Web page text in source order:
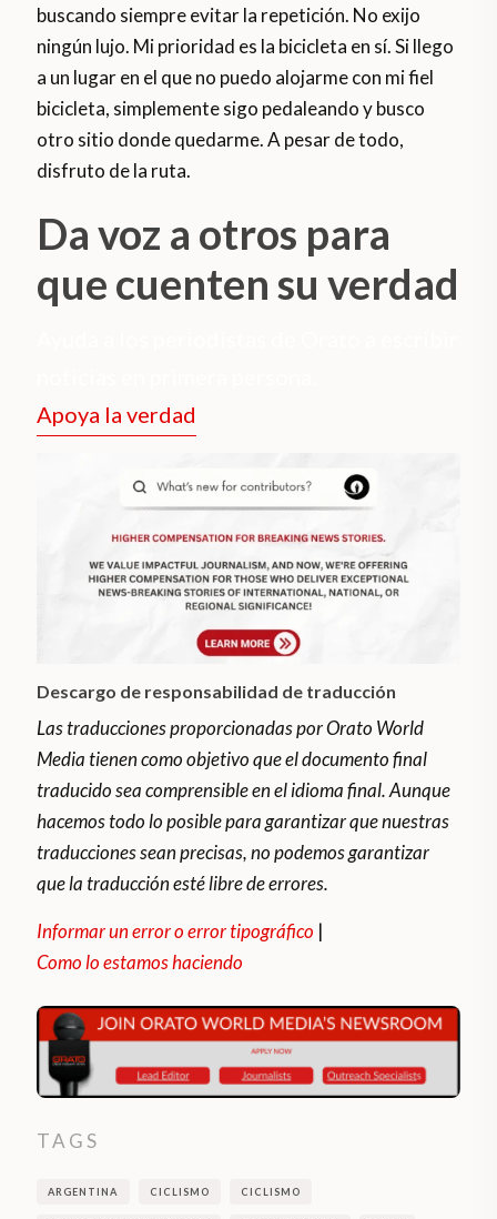
buscando siempre evitar la repetición. No exijo
ningún lujo. Mi prioridad es la bicicleta en sí. Si llego
a un lugar en el que no puedo alojarme con mi fiel
bicicleta, simplemente sigo pedaleando y busco
otro sitio donde quedarme. A pesar de todo,
disfruto de la ruta.
Da voz a otros para
que cuenten su verdad
Apoya la verdad
Descargo de responsabilidad de traducción
Las traducciones proporcionadas por Orato World
Media tienen como objetivo que el documento final
traducido sea comprensible en el idioma final. Aunque
hacemos todo lo posible para garantizar que nuestras
traducciones sean precisas, no podemos garantizar
que la traducción esté libre de errores.
Informar un error o error tipográfico |
Como lo estamos haciendo
TAGS
ARGENTINA CICLISMO CICLISMO